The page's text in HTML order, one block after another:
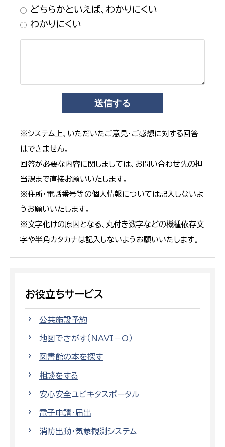
どちらかといえば、わかりにくい
わかりにくい
※システム上、いただいたご意見・ご感想に対する回答
はできません。
回答が必要な内容に関しましては、お問い合わせ先の担
当課まで直接お願いいたします。
※住所・電話番号等の個人情報については記入しないよ
うお願いいたします。
※文字化けの原因となる、丸付き数字などの機種依存文
字や半角カタカナは記入しないようお願いいたします。
お役立ちサービス
公共施設予約
地図でさがす（NAVI－O）
図書館の本を探す
相談をする
安心安全ユビキタスポータル
電子申請・届出
消防出動・気象観測システム